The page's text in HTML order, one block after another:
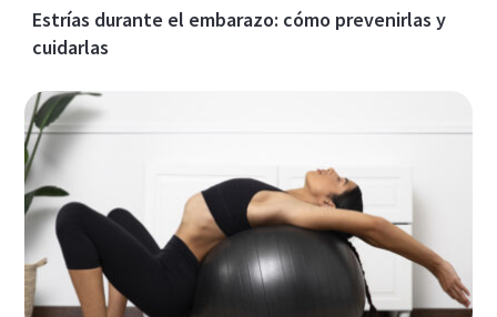
Estrías durante el embarazo: cómo prevenirlas y
cuidarlas